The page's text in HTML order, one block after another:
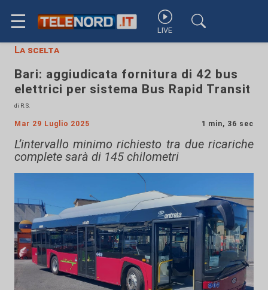
☰ LIVE
La scelta
Bari: aggiudicata fornitura di 42 bus
elettrici per sistema Bus Rapid Transit
di R.S.
Mar 29 Luglio 2025 1 min, 36 sec
L’intervallo minimo richiesto tra due ricariche
complete sarà di 145 chilometri